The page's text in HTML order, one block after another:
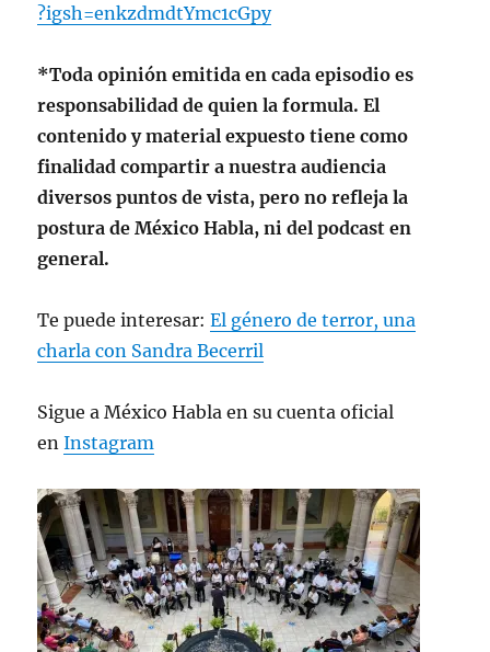
?igsh=enkzdmdtYmc1cGpy
*Toda opinión emitida en cada episodio es
responsabilidad de quien la formula. El
contenido y material expuesto tiene como
finalidad compartir a nuestra audiencia
diversos puntos de vista, pero no refleja la
postura de México Habla, ni del podcast en
general.
Te puede interesar:El género de terror, una
charla con Sandra Becerril
Sigue a México Habla en su cuenta oficial
enInstagram